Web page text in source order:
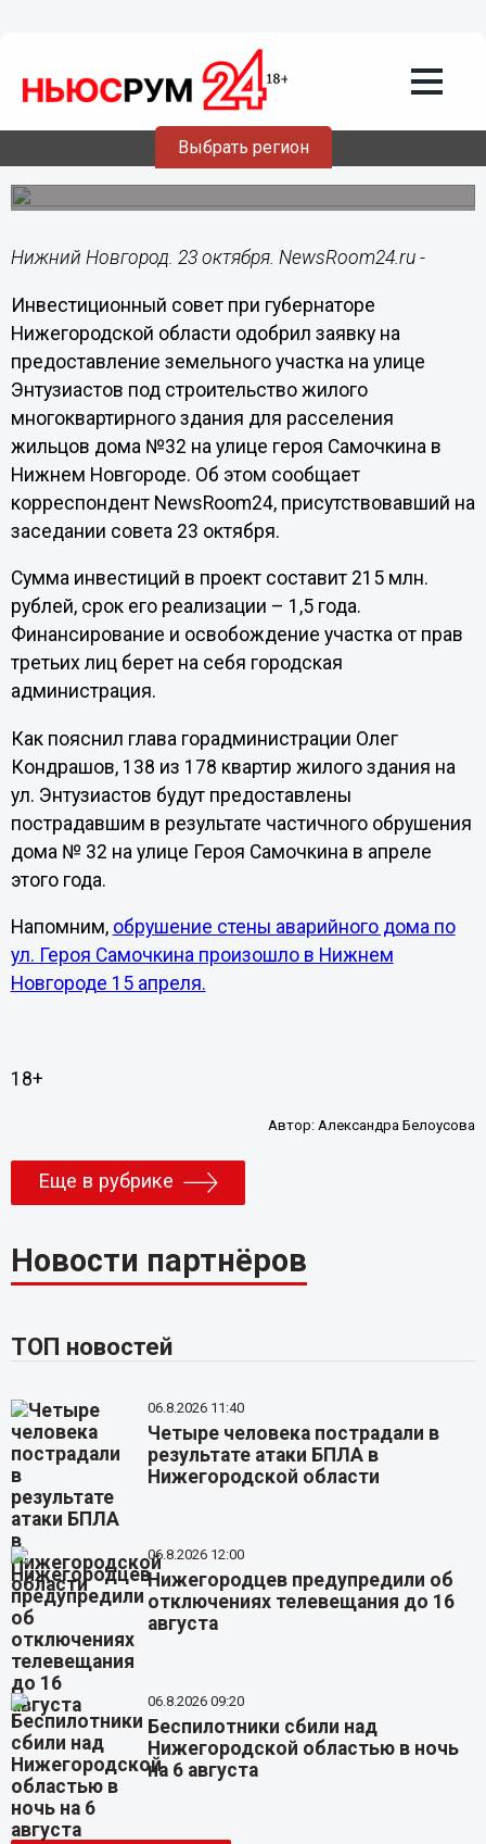
Выбрать регион
строительство дома для расселения
жильцов с улицы Героя Самочкина в
Нижнем Новгороде
Сумма инвестиций в проект составит 215 млн. рублей,
срок его реализации – 1,5 года.
Нижний Новгород. 23 октября. NewsRoom24.ru -
Инвестиционный совет при губернаторе
Нижегородской области одобрил заявку на
предоставление земельного участка на улице
Энтузиастов под строительство жилого
многоквартирного здания для расселения
жильцов дома №32 на улице героя Самочкина в
Нижнем Новгороде. Об этом сообщает
корреспондент NewsRoom24, присутствовавший на
заседании совета 23 октября.
Сумма инвестиций в проект составит 215 млн.
рублей, срок его реализации – 1,5 года.
Финансирование и освобождение участка от прав
третьих лиц берет на себя городская
администрация.
Как пояснил глава горадминистрации Олег
Кондрашов, 138 из 178 квартир жилого здания на
ул. Энтузиастов будут предоставлены
пострадавшим в результате частичного обрушения
дома № 32 на улице Героя Самочкина в апреле
этого года.
Напомним, обрушение стены аварийного дома по
ул. Героя Самочкина произошло в Нижнем
Новгороде 15 апреля.
18+
Автор:Александра Белоусова
Еще в рубрике
Новости партнёров
ТОП новостей
06.8.2026 11:40
Четыре человека пострадали в
результате атаки БПЛА в
Нижегородской области
06.8.2026 12:00
Нижегородцев предупредили об
отключениях телевещания до 16
августа
06.8.2026 09:20
Беспилотники сбили над
Нижегородской областью в ночь
на 6 августа